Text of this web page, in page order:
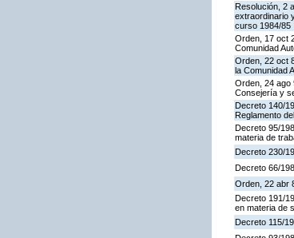
Resolución, 2
extraordinario
curso 1984/85
Orden, 17 oct
Comunidad
Orden, 22 oct
la Comunidad
Orden, 24 ago
Consejería y
Decreto 140/
Reglamento
Decreto 95/
materia de
Decreto 230/
Decreto 66/
Orden, 22 abr
Decreto 191/
en materia de
Decreto 115/